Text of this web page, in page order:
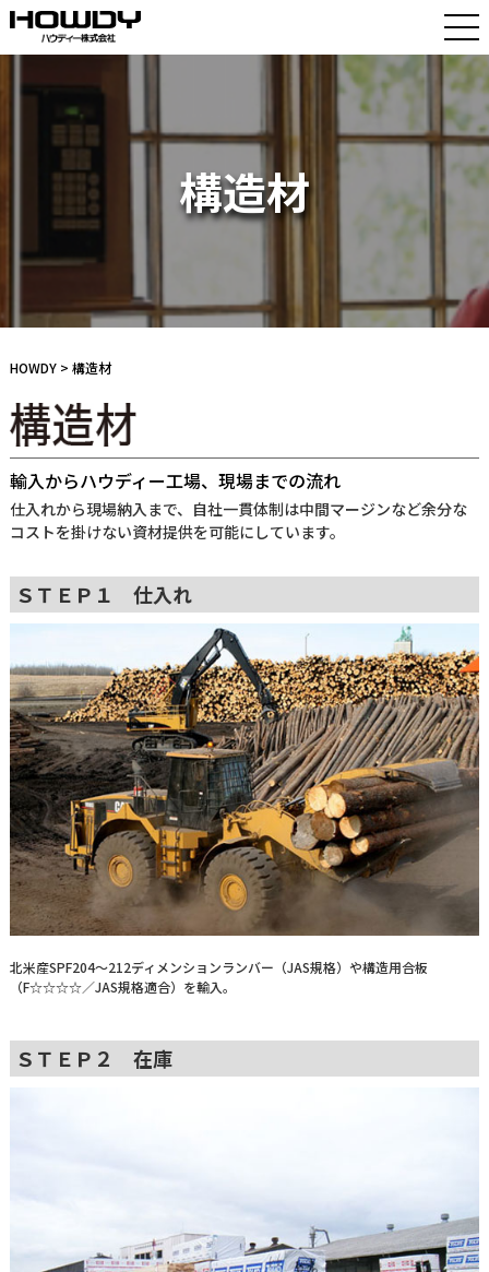
構造材
HOWDY> 構造材
輸入からハウディー工場、現場までの流れ
仕入れから現場納入まで、自社一貫体制は中間マージンなど余分な
コストを掛けない資材提供を可能にしています。
ＳＴＥＰ１ 仕入れ
北米産SPF204～212ディメンションランバー（JAS規格）や構造用合板
（F☆☆☆☆／JAS規格適合）を輸入。
ＳＴＥＰ２ 在庫